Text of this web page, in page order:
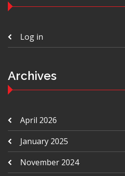
Log in
Archives
April 2026
January 2025
November 2024